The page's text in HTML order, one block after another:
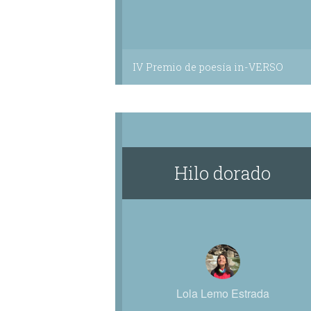
IV Premio de poesía in-VERSO
Hilo dorado
Lola Lemo Estrada